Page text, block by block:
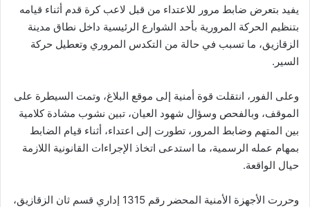
يفيد بتعرض ضابط مرور للاعتداء من قبل لاعب كرة قدم أثناء قيامه
بتنظيم الحركة المرورية بأحد الشوارع الرئيسية داخل نطاق مدينة
الزقازيق، ما تسبب في حالة من التكدس المروري وتعطيل حركة
السير.
وعلى الفور، انتقلت قوة أمنية إلى موقع البلاغ، وتمت السيطرة على
الموقف، وبالفحص وسؤال شهود العيان، تبين نشوب مشادة كلامية
بين المتهم وضابط المرور، تطورت إلى اعتداء، أثناء قيام الضابط
بمهام عمله الرسمية، ما استدعى اتخاذ الإجراءات القانونية اللازمة
حيال الواقعة.
وحررت الأجهزة الأمنية المحضر رقم 1315 إداري قسم ثان الزقازيق،